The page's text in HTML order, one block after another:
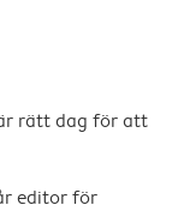
rätt dag för att
editor för